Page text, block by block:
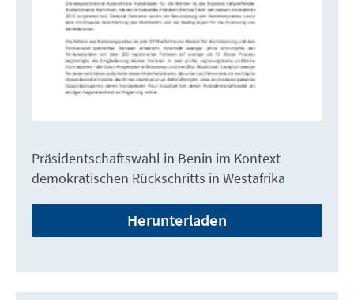
Präsidentschaftswahl in Benin im Kontext
demokratischen Rückschritts in Westafrika
Herunterladen